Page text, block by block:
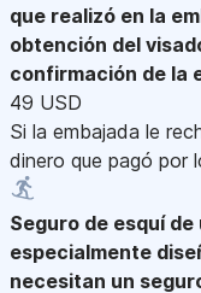
que realizó en la
obtención del
confirmación de la
49 USD
Si la embajada le
dinero que pagó por
Seguro de esquí de
especialmente
necesitan un